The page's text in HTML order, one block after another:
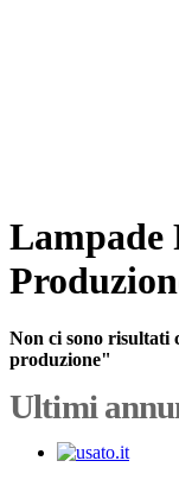
Lampade
Non ci sono risultati
produzione"
Ultimi